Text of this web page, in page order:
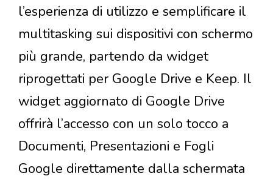
l’esperienza di utilizzo e semplificare il
multitasking sui dispositivi con schermo
più grande, partendo da widget
riprogettati per Google Drive e Keep. Il
widget aggiornato di Google Drive
offrirà l’accesso con un solo tocco a
Documenti, Presentazioni e Fogli
Google direttamente dalla schermata